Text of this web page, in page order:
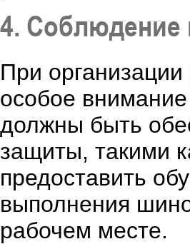
4. Соблюдение
При
особое
должны быть
защиты, такими
предоставить
выполнения
рабочем месте.